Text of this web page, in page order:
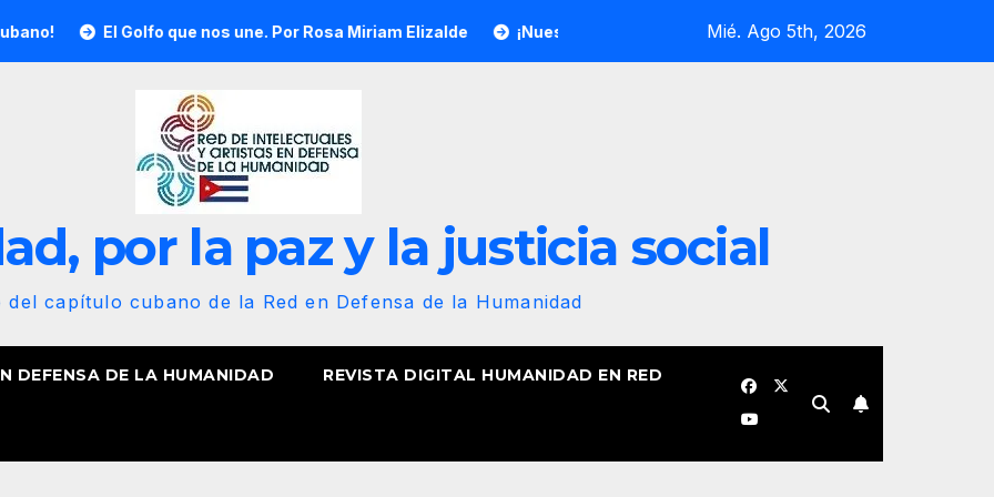
El Golfo que nos une. Por Rosa Miriam Elizalde ¡Nuestra bandera revolucionaria no se plegará jamás! Por Bruno
Mié. Ago 5th, 2026
por la paz y la justicia social
del capítulo cubano de la Red en Defensa de la Humanidad
DEFENSA DE LA HUMANIDAD REVISTA DIGITAL HUMANIDAD EN RED